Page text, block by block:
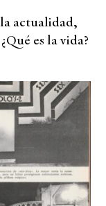
actualidad,
es la vida?